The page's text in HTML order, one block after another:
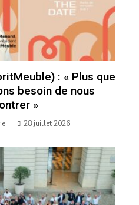
: « Plus que
besoin de nous
»
28 juillet 2026